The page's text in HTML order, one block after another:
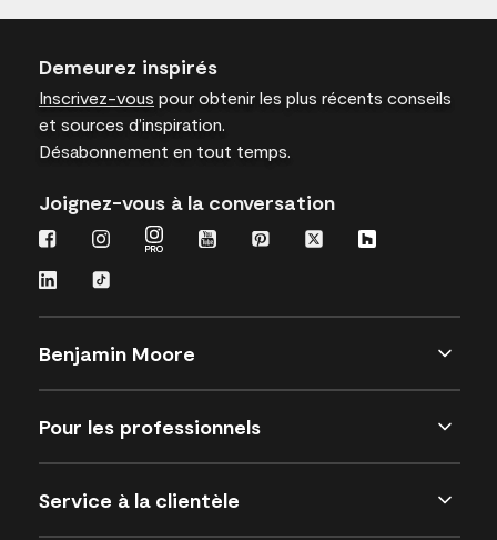
Demeurez inspirés
Inscrivez-vous pour obtenir les plus récents conseils
et sources d’inspiration.
Désabonnement en tout temps.
Joignez-vous à la conversation
Benjamin Moore
Pour les professionnels
Service à la clientèle